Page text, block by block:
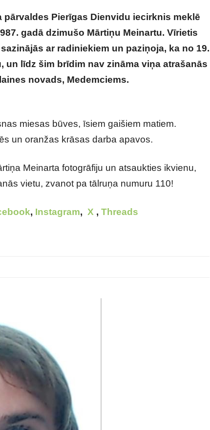
Pierīgas Dienvidu iecirknis meklē
gadā dzimušo Mārtiņu Meinartu. Vīrietis
ar radiniekiem un paziņoja, ka no 19.
un līdz šim brīdim nav zināma viņa atrašanās
novads, Medemciems.
miesas būves, īsiem gaišiem matiem.
un oranžas krāsas darba apavos.
Meinarta fotogrāfiju un atsaukties ikvienu,
vietu, zvanot pa tālruņa numuru 110!
, Instagram, X , Threads